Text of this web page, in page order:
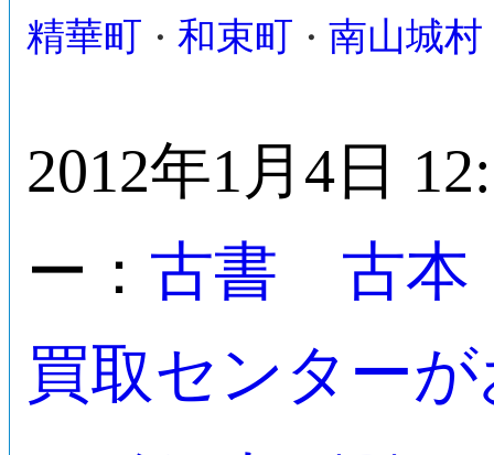
精華町
・ 和束町 ・ 南山城村
2012年1月4日
ー： 古書 古
買取センター